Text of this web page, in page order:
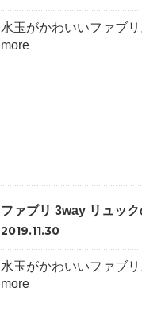
水玉がかわいいファブ
more
ファブリ 3way リュッ
2019.11.30
水玉がかわいいファブ
more